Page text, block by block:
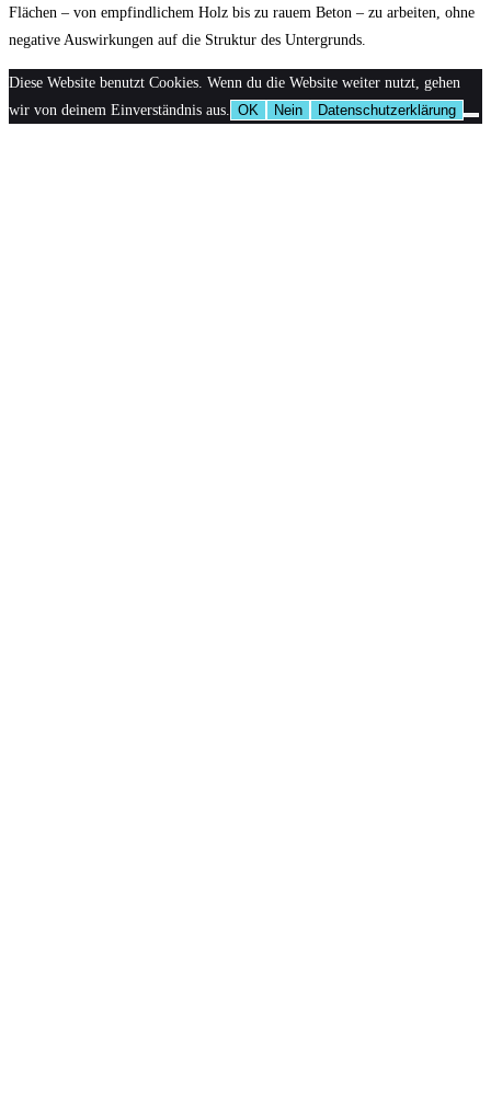
Flächen – von empfindlichem Holz bis zu rauem Beton – zu arbeiten, ohne
negative Auswirkungen auf die Struktur des Untergrunds.
Diese Website benutzt Cookies. Wenn du die Website weiter nutzt, gehen
wir von deinem Einverständnis aus.
OK Nein Datenschutzerklärung